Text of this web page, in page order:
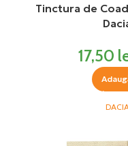
Tinctura de
17,50